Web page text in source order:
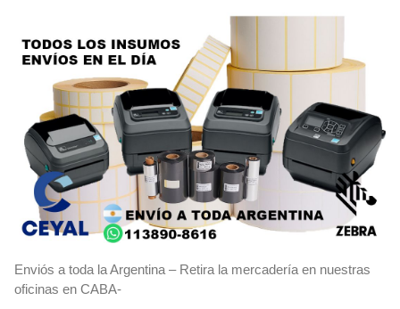
Enviós a toda la Argentina – Retira la mercadería en nuestras
oficinas en CABA-